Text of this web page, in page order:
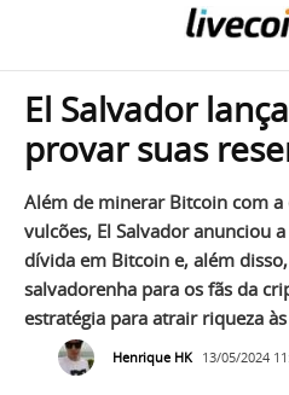
El Salvador
provar suas
Além de minerar Bitcoin com a
vulcões, El Salvador anunciou
dívida em Bitcoin e, além
salvadorenha para os fãs da
estratégia para atrair riqueza
Henrique HK 13/05/2024